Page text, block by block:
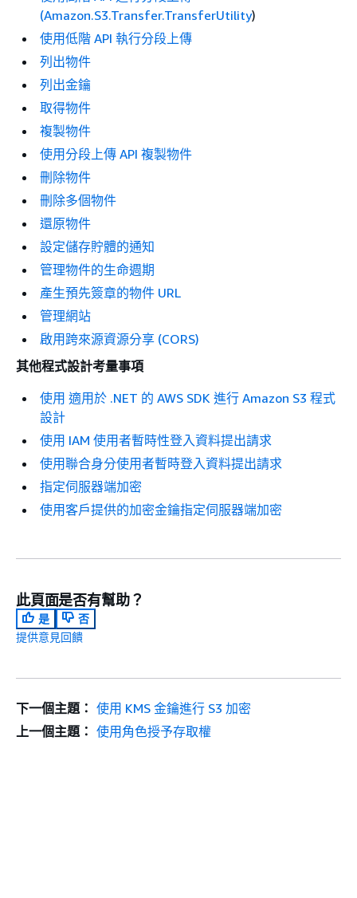
(Amazon.S3.Transfer.TransferUtility)
使用低階 API 執行分段上傳
列出物件
列出金鑰
取得物件
複製物件
使用分段上傳 API 複製物件
刪除物件
刪除多個物件
還原物件
設定儲存貯體的通知
管理物件的生命週期
產生預先簽章的物件 URL
管理網站
啟用跨來源資源分享 (CORS)
其他程式設計考量事項
使用 適用於 .NET 的 AWS SDK 進行 Amazon S3 程式
設計
使用 IAM 使用者暫時性登入資料提出請求
使用聯合身分使用者暫時登入資料提出請求
指定伺服器端加密
使用客戶提供的加密金鑰指定伺服器端加密
此頁面是否有幫助？
是
否
提供意見回饋
下一個主題： 使用 KMS 金鑰進行 S3 加密
上一個主題： 使用角色授予存取權